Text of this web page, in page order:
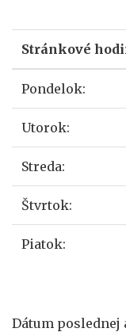
Stránkové
Pondelok:
Utorok:
Streda:
Štvrtok:
Piatok:
Dátum poslednej